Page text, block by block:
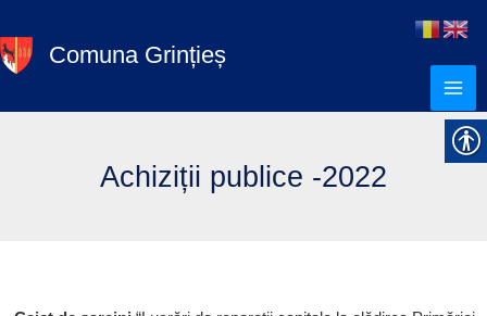
to
contentComuna Grințieș
Achiziții publice -2022